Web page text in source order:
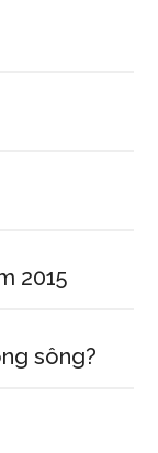
2015
sông?